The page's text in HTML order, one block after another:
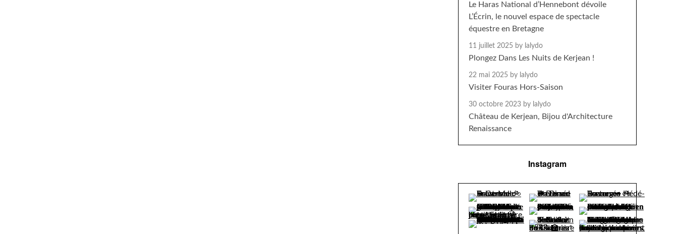
Le Haras National d’Hennebont dévoile
L’Écrin, le nouvel espace de spectacle
équestre en Bretagne
11 juillet 2025 by lalydo
Plongez Dans Les Nuits de Kerjean !
22 mai 2025 by lalydo
Visiter Fouras Hors-Saison
30 octobre 2023 by lalydo
Château de Kerjean, Bijou d'Architecture
Renaissance
Instagram